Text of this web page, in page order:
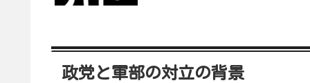
政党と軍部の対立の背景